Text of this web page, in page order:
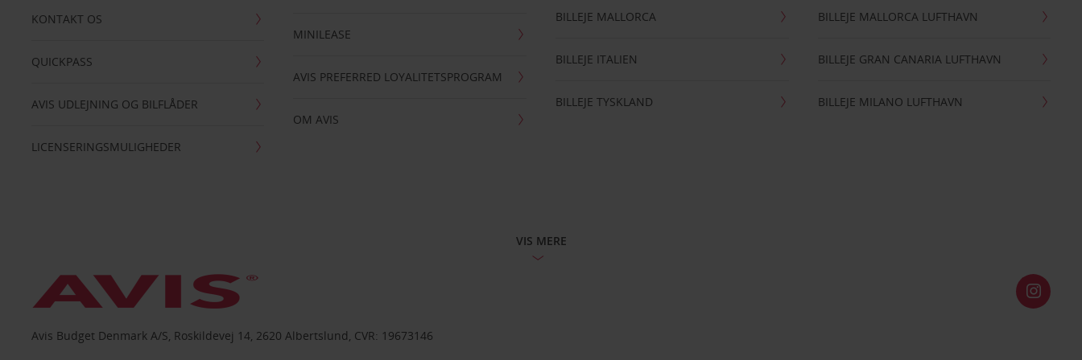
KONTAKT OS
QUICKPASS
AVIS UDLEJNING OG BILFLÅDER
LICENSERINGSMULIGHEDER
MINILEASE
AVIS PREFERRED LOYALITETSPROGRAM
OM AVIS
BILLEJE MALLORCA
BILLEJE ITALIEN
BILLEJE TYSKLAND
BILLEJE MALLORCA LUFTHAVN
BILLEJE GRAN CANARIA LUFTHAVN
BILLEJE MILANO LUFTHAVN
VIS MERE
Avis Budget Denmark A/S, Roskildevej 14, 2620 Albertslund, CVR: 19673146